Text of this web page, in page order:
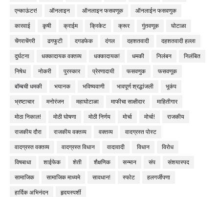
एन्काऊंटर!
ऑनलाइन ऑनलाइन फसवणूक
ऑनलाईन फसवणुक
कारवाई
कृषी क्राईम क्रिकेट क्रूर गुंतवणूक
घोटाळा
चेंगराचेंगरी
ढगफुटी दगडफेक दंगल दहशतवादी
दहशतवादी हल्ला
दुर्घटना
धक्कादायक वक्तव्य धक्कादायक! धमकी निलंबन
निलंबित
निषेध
नोकरी पुरस्कार प्रेरणादायी फसवणुक
फसवणूक
बॉम्बची धमकी
भयानक भविष्यवाणी भावपूर्ण श्रद्धांजली
भूकंप
भ्रष्टाचार
मनोरंजन महाघोटाळा माफीचा साक्षीदार
माहितीगार
मोठा निकाल!
मोठी घोषणा मोठी निर्णय मोर्चा मोर्चा!
राजकीय
राजकीय दौरा
राजकीय वक्तव्य वक्तव्य
वादग्रस्त पोस्ट
वादग्रस्त वक्तव्य
वादग्रस्त विधान वादावादी विधान
विरोध
विषबाधा
शाईफेक शेती शैक्षणिक सन्मान संप
संशयास्पद
सामाजिक
सामाजिक माध्यमे सावधान! स्फोट
हलगर्जीपणा
हार्दिक अभिनंदन
हृदयस्पर्शी